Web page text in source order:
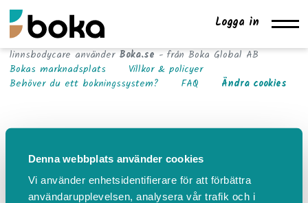
Denna webbplats använder cookies
Vi använder enhetsidentifierare för att förbättra
användarupplevelsen, analysera vår trafik och i
Logga in
linnsbodycare använder Boka.se - från Boka Global AB
Bokas marknadsplats
Villkor & policyer
Behöver du ett bokningssystem?
FAQ Ändra cookies